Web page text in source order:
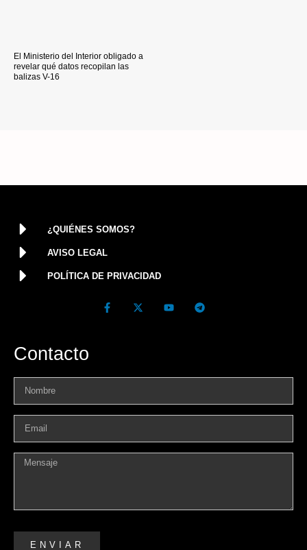
El Ministerio del Interior obligado a
revelar qué datos recopilan las
balizas V-16
¿QUIÉNES SOMOS?
AVISO LEGAL
POLÍTICA DE PRIVACIDAD
Contacto
ENVIAR